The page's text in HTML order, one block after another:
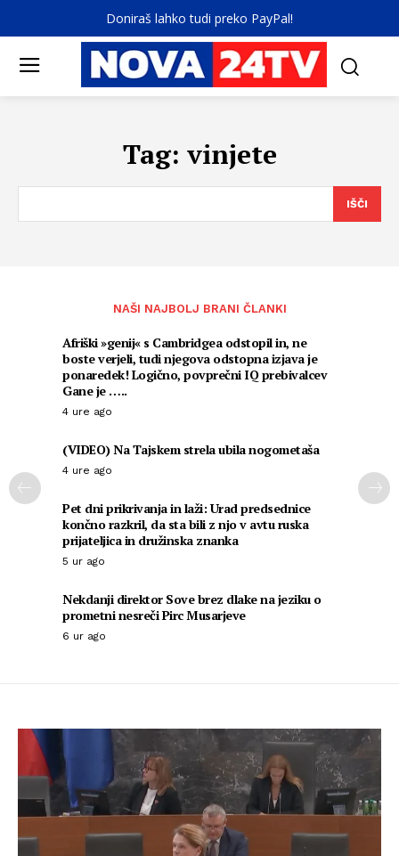
Doniraš lahko tudi preko PayPal!
Tag: vinjete
IŠČI
NAŠI NAJBOLJ BRANI ČLANKI
Afriški »genij« s Cambridgea odstopil in, ne
boste verjeli, tudi njegova odstopna izjava je
ponaredek! Logično, povprečni IQ prebivalcev
Gane je …..
4 ure ago
(VIDEO) Na Tajskem strela ubila nogometaša
4 ure ago
Pet dni prikrivanja in laži: Urad predsednice
končno razkril, da sta bili z njo v avtu ruska
prijateljica in družinska znanka
5 ur ago
Nekdanji direktor Sove brez dlake na jeziku o
prometni nesreči Pirc Musarjeve
6 ur ago